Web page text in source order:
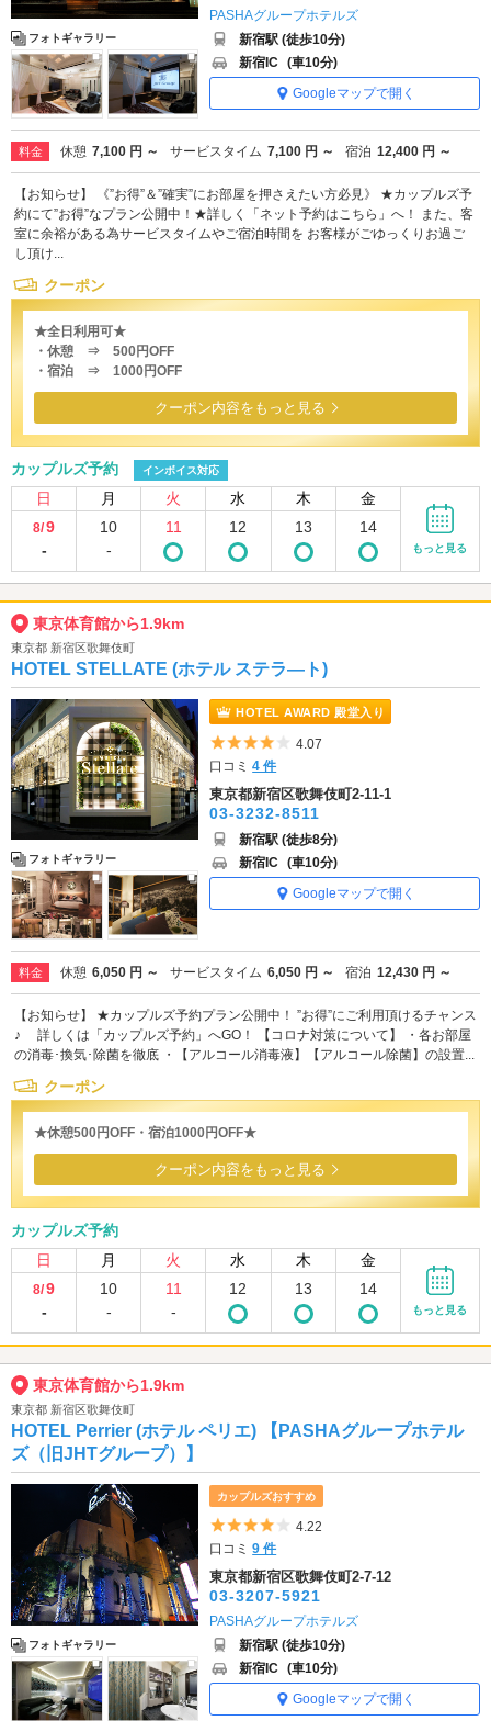
フォトギャラリー
PASHAグループホテルズ
新宿駅 (徒歩10分)
新宿IC (車10分)
Googleマップで開く
料金 休憩 7,100 円 ～ サービスタイム 7,100 円 ～ 宿泊 12,400 円 ～
【お知らせ】 《”お得”＆”確実”にお部屋を押さえたい方必見》 ★カップルズ予
約にて”お得”なプラン公開中！★詳しく「ネット予約はこちら」へ！ また、客
室に余裕がある為サービスタイムやご宿泊時間を お客様がごゆっくりお過ご
し頂け...
クーポン
★全日利用可★
・休憩 ⇒ 500円OFF
・宿泊 ⇒ 1000円OFF
クーポン内容をもっと見る
カップルズ予約 インボイス対応
日 月 火 水 木 金
8/9
-
10
-
11 12 13 14
もっと見る
東京体育館から1.9km
東京都 新宿区歌舞伎町
HOTEL STELLATE (ホテル ステラ―ト)
フォトギャラリー
HOTEL AWARD 殿堂入り
5つ星のうち4
4.07
口コミ4 件
東京都新宿区歌舞伎町2-11-1
03-3232-8511
新宿駅 (徒歩8分)
新宿IC (車10分)
Googleマップで開く
料金 休憩 6,050 円 ～ サービスタイム 6,050 円 ～ 宿泊 12,430 円 ～
【お知らせ】 ★カップルズ予約プラン公開中！ ”お得”にご利用頂けるチャンス
♪ 詳しくは「カップルズ予約」へGO！ 【コロナ対策について】 ・各お部屋
の消毒･換気･除菌を徹底 ・【アルコール消毒液】【アルコール除菌】の設置...
クーポン
★休憩500円OFF・宿泊1000円OFF★
クーポン内容をもっと見る
カップルズ予約
日
月 火 水 木 金
8/9
-
10
-
11
-
12 13 14
もっと見る
東京体育館から1.9km
東京都 新宿区歌舞伎町
HOTEL Perrier (ホテル ペリエ) 【PASHAグループホテル
ズ（旧JHTグループ）】
フォトギャラリー
カップルズおすすめ
5つ星のうち4
4.22
口コミ9 件
東京都新宿区歌舞伎町2-7-12
03-3207-5921
PASHAグループホテルズ
新宿駅 (徒歩10分)
新宿IC (車10分)
Googleマップで開く